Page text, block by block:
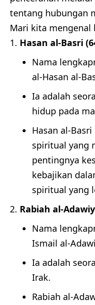
tentang hubungan
Mari kita mengenal
Hasan al-Basri
Nama
al-Hasan al-
Ia adalah
hidup pada
Hasan al-
spiritual yang
pentingnya
kebajikan
spiritual yang
Rabiah al-
Nama
Ismail al-
Ia adalah
Irak.
Rabiah al-